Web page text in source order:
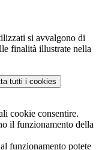
si avvalgono di
finalità illustrate nella
tutti i cookies
cookie consentire.
il funzionamento della
funzionamento potete